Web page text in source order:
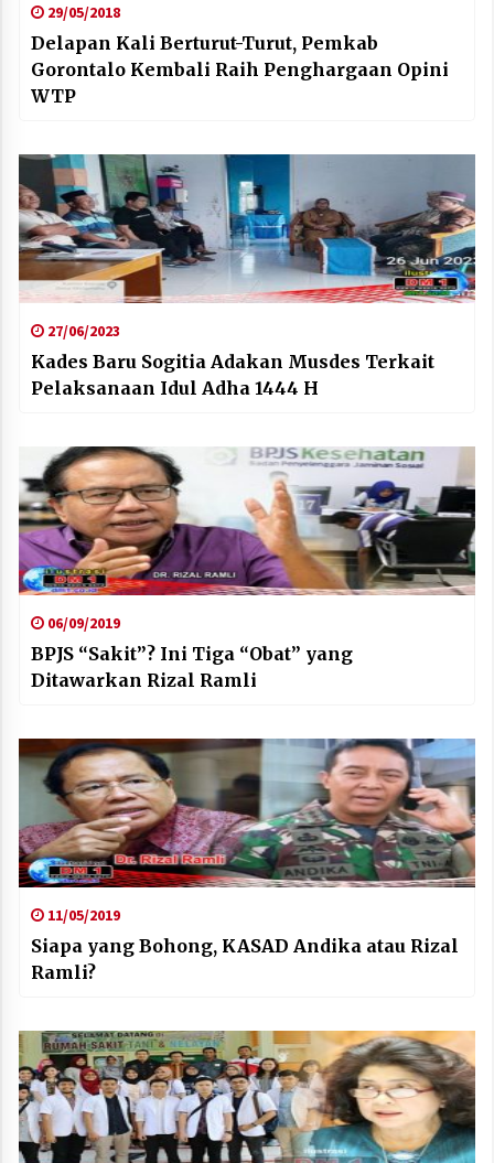
29/05/2018
Delapan Kali Berturut-Turut, Pemkab
Gorontalo Kembali Raih Penghargaan Opini
WTP
27/06/2023
Kades Baru Sogitia Adakan Musdes Terkait
Pelaksanaan Idul Adha 1444 H
06/09/2019
BPJS “Sakit”? Ini Tiga “Obat” yang
Ditawarkan Rizal Ramli
11/05/2019
Siapa yang Bohong, KASAD Andika atau Rizal
Ramli?